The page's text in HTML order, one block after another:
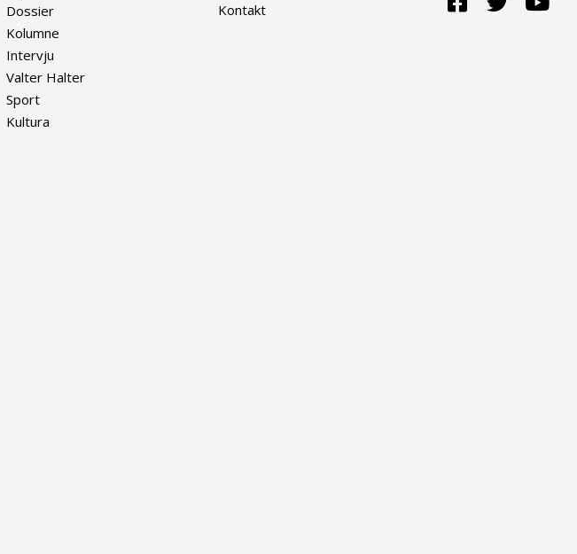
Dossier
Kolumne
Intervju
Valter Halter
Sport
Kultura
Kontakt